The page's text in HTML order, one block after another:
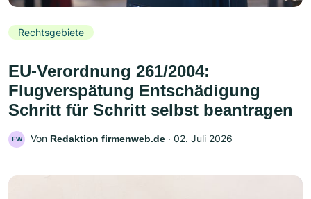
Rechtsgebiete
EU-Verordnung 261/2004:
Flugverspätung Entschädigung
Schritt für Schritt selbst beantragen
FW Von Redaktion firmenweb.de ‧ 02. Juli 2026